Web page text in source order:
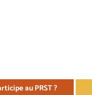
au PRST ?